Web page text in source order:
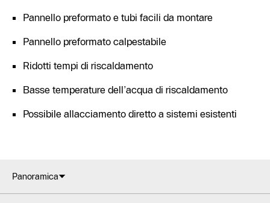
Pannello preformato e tubi facili da montare
Pannello preformato calpestabile
Ridotti tempi di riscaldamento
Basse temperature dell’acqua di riscaldamento
Possibile allacciamento diretto a sistemi esistenti
Panoramica